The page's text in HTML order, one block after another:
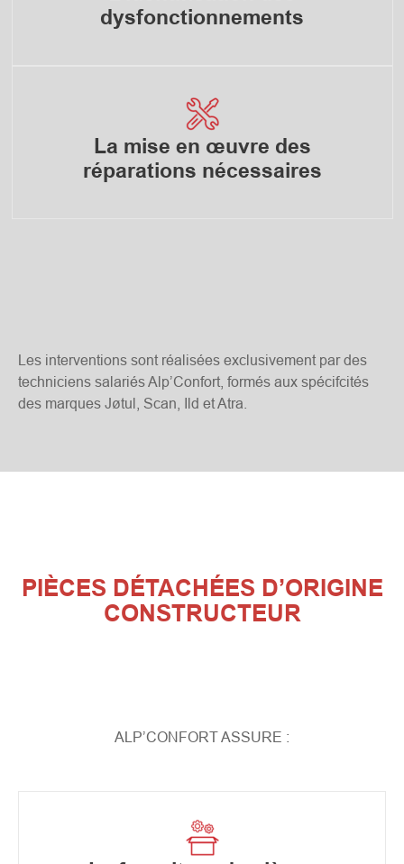
dysfonctionnements
La mise en œuvre des
réparations nécessaires
Les interventions sont réalisées exclusivement par des
techniciens salariés Alp’Confort, formés aux spécifcités
des marques Jøtul, Scan, Ild et Atra.
PIÈCES DÉTACHÉES D’ORIGINE
CONSTRUCTEUR
ALP’CONFORT ASSURE :